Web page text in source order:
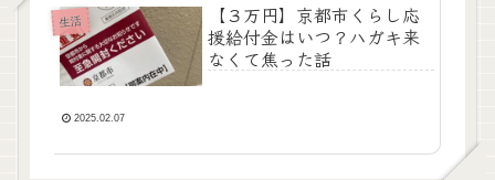
生活
【３万円】京都市くらし応
援給付金はいつ？ハガキ来
なくて焦った話
2025.02.07